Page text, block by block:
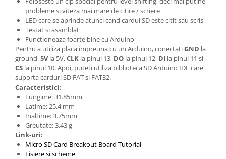
probleme si viteza mai mare de citire / scriere
LED care se aprinde atunci cand cardul SD este citit sau scris
Testat si asamblat
Functioneaza foarte bine cu Arduino
Pentru a utiliza placa impreuna cu un Arduino, conectatiGND la
ground,5Vla 5V,CLK la pinul 13, DO la pinul 12, DI la pinul 11 si
CS la pinul 10. Apoi, puteti utiliza biblioteca SD Arduino IDE care
suporta carduri SD FAT si FAT32.
Caracteristici:
Lungime: 31.85mm
Latime: 25.4 mm
Inaltime: 3.75mm
Greutate: 3.43 g
Link-uri:
Micro SD Card Breakout Board Tutorial
Fisiere si scheme